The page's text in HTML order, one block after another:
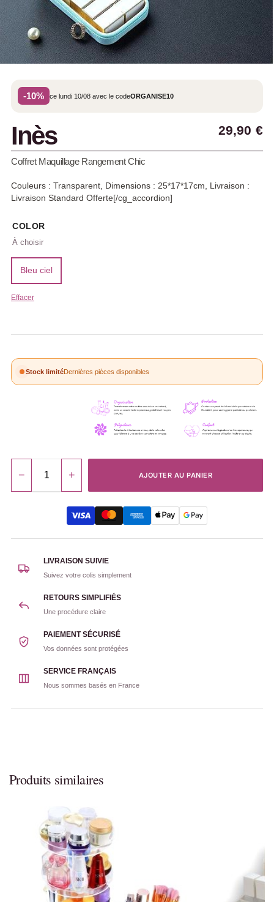
-10% ce lundi 10/08 avec le codeORGANISE10
Inès 29,90 €
Coffret Maquillage Rangement Chic
Couleurs : Transparent, Dimensions : 25*17*17cm, Livraison :
Livraison Standard Offerte[/cg_accordion]
COLOR
Bleu ciel
Effacer
Stock limitéDernières pièces disponibles
− + AJOUTER AU PANIER
LIVRAISON SUIVIE
Suivez votre colis simplement
RETOURS SIMPLIFIÉS
Une procédure claire
PAIEMENT SÉCURISÉ
Vos données sont protégées
SERVICE FRANÇAIS
Nous sommes basés en France
Produits similaires